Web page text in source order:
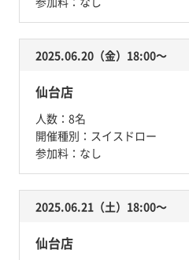
2025.06.20（金）18:00〜
仙台店
人数： 8名
開催種別： スイスドロー
参加料： なし
2025.06.21（土）18:00〜
仙台店